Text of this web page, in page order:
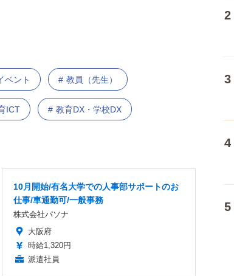
ベント 教員（先生）
ICT 教育DX・学校DX
10月開始/有名大学での人事部サポートのお
仕事/車通勤可/一般事務
株式会社パソナ
大阪府
時給1,320円
派遣社員